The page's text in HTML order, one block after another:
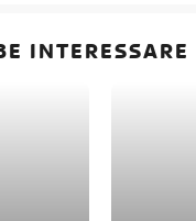
INTERESSARE